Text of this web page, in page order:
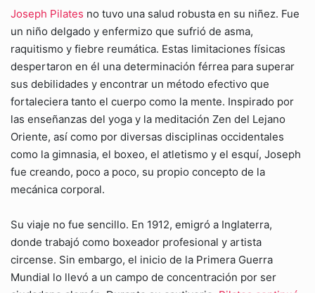
Joseph Pilates no tuvo una salud robusta en su niñez. Fue
un niño delgado y enfermizo que sufrió de asma,
raquitismo y fiebre reumática. Estas limitaciones físicas
despertaron en él una determinación férrea para superar
sus debilidades y encontrar un método efectivo que
fortaleciera tanto el cuerpo como la mente. Inspirado por
las enseñanzas del yoga y la meditación Zen del Lejano
Oriente, así como por diversas disciplinas occidentales
como la gimnasia, el boxeo, el atletismo y el esquí, Joseph
fue creando, poco a poco, su propio concepto de la
mecánica corporal.
Su viaje no fue sencillo. En 1912, emigró a Inglaterra,
donde trabajó como boxeador profesional y artista
circense. Sin embargo, el inicio de la Primera Guerra
Mundial lo llevó a un campo de concentración por ser